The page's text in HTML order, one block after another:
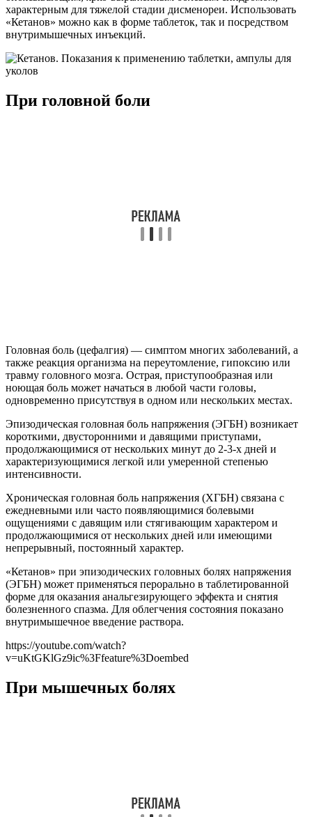
характерным для тяжелой стадии дисменореи. Использовать
«Кетанов» можно как в форме таблеток, так и посредством
внутримышечных инъекций.
При головной боли
Головная боль (цефалгия) — симптом многих заболеваний, а
также реакция организма на переутомление, гипоксию или
травму головного мозга. Острая, приступообразная или
ноющая боль может начаться в любой части головы,
одновременно присутствуя в одном или нескольких местах.
Эпизодическая головная боль напряжения (ЭГБН) возникает
короткими, двусторонними и давящими приступами,
продолжающимися от нескольких минут до 2-3-х дней и
характеризующимися легкой или умеренной степенью
интенсивности.
Хроническая головная боль напряжения (ХГБН) связана с
ежедневными или часто появляющимися болевыми
ощущениями с давящим или стягивающим характером и
продолжающимися от нескольких дней или имеющими
непрерывный, постоянный характер.
«Кетанов» при эпизодических головных болях напряжения
(ЭГБН) может применяться перорально в таблетированной
форме для оказания анальгезирующего эффекта и снятия
болезненного спазма. Для облегчения состояния показано
внутримышечное введение раствора.
https://youtube.com/watch?
v=uKtGKlGz9ic%3Ffeature%3Doembed
При мышечных болях